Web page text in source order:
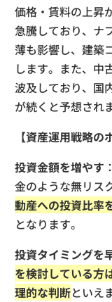
価格・賃料の上昇
急騰しており、ナ
薄も影響し、建築
します。また、中
波及しており、国
が続くと予想され
【資産運用戦略の
投資金額を増やす
金のような無リス
動産への投資比率
となります。
投資タイミングを
を検討している方
理的な判断といえ